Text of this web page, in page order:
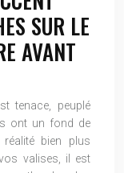
SUR LE
AVANT
tenace, peuplé
ont un fond de
bien plus
valises, il est